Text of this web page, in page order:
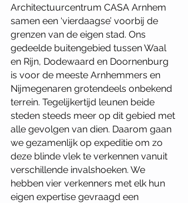
Architectuurcentrum CASA Arnhem
samen een ‘vierdaagse’ voorbij de
grenzen van de eigen stad. Ons
gedeelde buitengebied tussen Waal
en Rijn, Dodewaard en Doornenburg
is voor de meeste Arnhemmers en
Nijmegenaren grotendeels onbekend
terrein. Tegelijkertijd leunen beide
steden steeds meer op dit gebied met
alle gevolgen van dien. Daarom gaan
we gezamenlijk op expeditie om zo
deze blinde vlek te verkennen vanuit
verschillende invalshoeken. We
hebben vier verkenners met elk hun
eigen expertise gevraagd een